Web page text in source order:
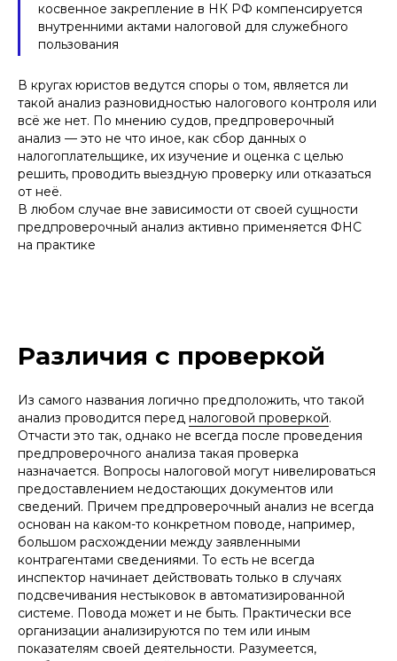
косвенное закрепление в НК РФ компенсируется
внутренними актами налоговой для служебного
пользования
В кругах юристов ведутся споры о том, является ли
такой анализ разновидностью налогового контроля или
всё же нет. По мнению судов, предпроверочный
анализ — это не что иное, как сбор данных о
налогоплательщике, их изучение и оценка с целью
решить, проводить выездную проверку или отказаться
от неё.
В любом случае вне зависимости от своей сущности
предпроверочный анализ активно применяется ФНС
на практике
Различия с проверкой
Из самого названия логично предположить, что такой
анализ проводится перед налоговой проверкой.
Отчасти это так, однако не всегда после проведения
предпроверочного анализа такая проверка
назначается. Вопросы налоговой могут нивелироваться
предоставлением недостающих документов или
сведений. Причем предпроверочный анализ не всегда
основан на каком-то конкретном поводе, например,
большом расхождении между заявленными
контрагентами сведениями. То есть не всегда
инспектор начинает действовать только в случаях
подсвечивания нестыковок в автоматизированной
системе. Повода может и не быть. Практически все
организации анализируются по тем или иным
показателям своей деятельности. Разумеется,